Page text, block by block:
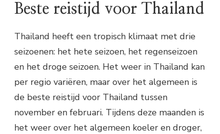
Beste reistijd voor Thailand
Thailand heeft een tropisch klimaat met drie
seizoenen: het hete seizoen, het regenseizoen
en het droge seizoen. Het weer in Thailand kan
per regio variëren, maar over het algemeen is
de beste reistijd voor Thailand tussen
november en februari. Tijdens deze maanden is
het weer over het algemeen koeler en droger,